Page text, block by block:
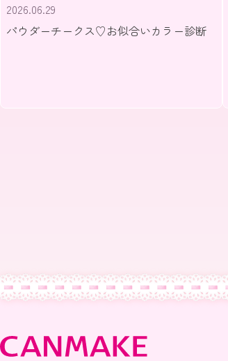
2026.06.29
パウダーチークス♡お似合いカラー診断